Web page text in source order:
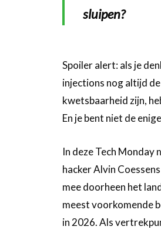
sluipen?
Spoiler alert: als je
injections nog altijd
kwetsbaarheid zijn,
En je bent niet de
In deze Tech Monday
hacker Alvin
mee doorheen het
meest voorkomende
in 2026. Als